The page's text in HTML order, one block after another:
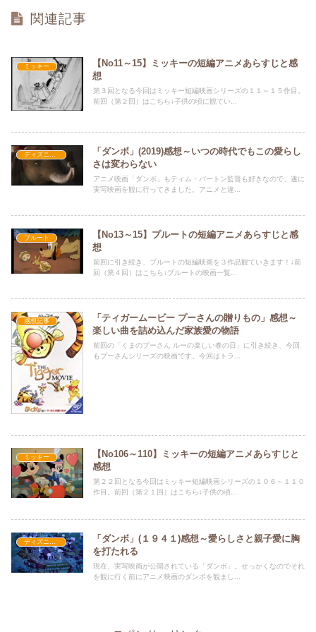
関連記事
ミッキー
【No11～15】ミッキーの短編アニメあらすじと感
想
第３回となる今回はミッキー短編映画シリーズの１１～１５作目。
前回（第２回）はこちら↓子供の頃に観てい...
「ダンボ」(2019)感想～いつの時代でもこの愛らし
さは変わらない
アニメ映画「ダンボ」もティム・バートン監督も好きなので、遂に
実写映画を観に行ってきました。アニメと違...
プルート
【No13～15】プルートの短編アニメあらすじと感
想
前回に引き続き、プルートの短編映画を３作品観ていきます！↓前
回（第４回）はこちら↓プルートの映画一覧...
感想記事
「ティガームービー プーさんの贈りもの」感想～
楽しい曲を詰め込んだ家族愛の物語
前回の「くまのプーさん ルーの楽しい春の日」に引き続き、今回
もプーさんシリーズの映画です。今回はトラ...
ミッキー
【No106～110】ミッキーの短編アニメあらすじと
感想
第２２回となる今回はミッキー短編映画シリーズの１０６～１１０
作目。前回（第２１回）はこちら↓子供の頃...
ディズニー長編アニメ映画
「ダンボ」(１９４１)感想～愛らしさと親子愛に胸
を打たれる
現在、実写映画が公開されている「ダンボ」。せっかくなのでそれ
を観に行く前にアニメ映画のダンボを観まし...